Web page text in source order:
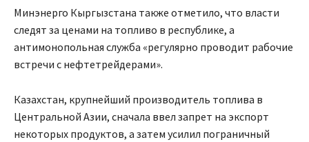
Минэнерго Кыргызстана также отметило, что власти
следят за ценами на топливо в республике, а
антимонопольная служба «регулярно проводит рабочие
встречи с нефтетрейдерами».
Казахстан, крупнейший производитель топлива в
Центральной Азии, сначала ввел запрет на экспорт
некоторых продуктов, а затем усилил пограничный